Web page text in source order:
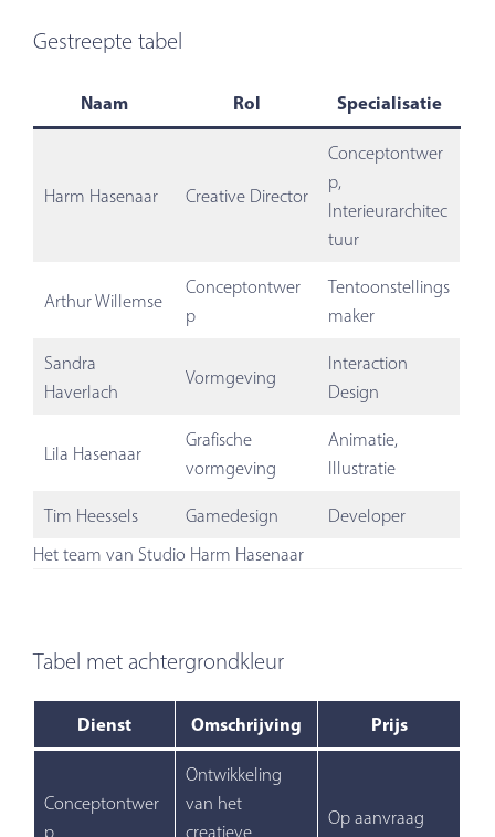
Gestreepte tabel
Naam Rol Specialisatie
Harm Hasenaar Creative Director
Conceptontwer
p,
Interieurarchitec
tuur
Arthur Willemse
Conceptontwer
p
Tentoonstellings
maker
Sandra
Haverlach
Vormgeving
Interaction
Design
Lila Hasenaar
Grafische
vormgeving
Animatie,
Illustratie
Tim Heessels Gamedesign
Developer
Het team van Studio Harm Hasenaar
Tabel met achtergrondkleur
Dienst Omschrijving Prijs
Conceptontwer
p
Ontwikkeling
van het
creatieve
Op aanvraag